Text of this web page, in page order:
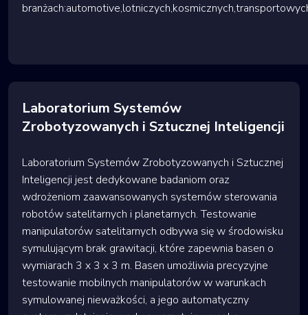
Laboratorium Systemów
Zrobotyzowanych i Sztucznej Inteligencji
Laboratorium Systemów Zrobotyzowanych i Sztucznej
Inteligencji jest dedykowane badaniom oraz
wdrożeniom zaawansowanych systemów sterowania
robotów satelitarnych i planetarnych. Testowanie
manipulatorów satelitarnych odbywa się w środowisku
symulującym brak grawitacji, które zapewnia basen o
wymiarach 3 x 3 x 3 m. Basen umożliwia precyzyjne
testowanie mobilnych manipulatorów w warunkach
symulowanej nieważkości, a jego automatyczny